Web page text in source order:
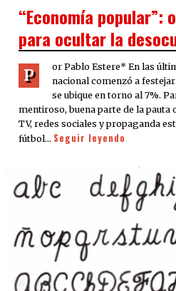
“Economía popular”:
para ocultar la
P
or Pablo Estere* En las
nacional comenzó a
se ubique en torno al 7%.
mentiroso, buena parte de la pauta
TV, redes sociales y propaganda
fútbol… Seguir leyendo